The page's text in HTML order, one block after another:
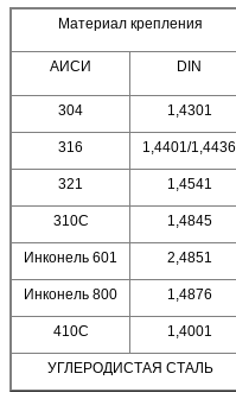
Материал крепления
АИСИ DIN
304 1,4301
316 1,4401/1,4436
321 1,4541
310С 1,4845
Инконель 601 2,4851
Инконель 800 1,4876
410С 1,4001
УГЛЕРОДИСТАЯ СТАЛЬ